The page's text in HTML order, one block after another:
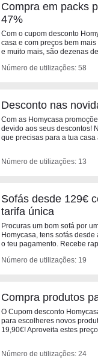
Compra em packs
47%
Com o cupom desconto
casa e com preços bem
e muito mais, são dezenas
Número de utilizações: 58
Desconto nas
Com as Homycasa
devido aos seus descontos!
que precisas para a tua
Número de utilizações: 13
Sofás desde 129€
tarifa única
Procuras um bom sofá por
Homycasa, tens sofás
o teu pagamento. Recebe
Número de utilizações: 19
Compra produtos
O Cupom desconto
para escolheres novos
19,90€! Aproveita estes
Número de utilizações: 24